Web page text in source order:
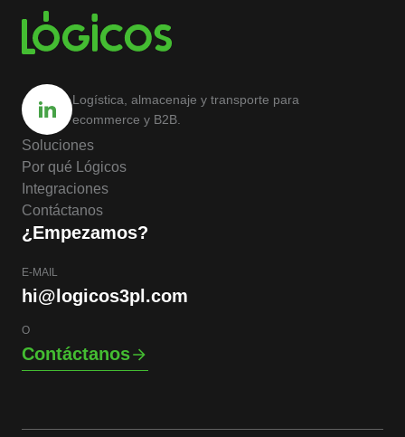
Logística, almacenaje y transporte para
ecommerce y B2B.
Soluciones
Por qué Lógicos
Integraciones
Contáctanos
¿Empezamos?
E-MAIL
hi@logicos3pl.com
O
Contáctanos